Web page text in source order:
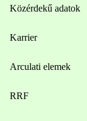
Közérdekű adatok
Karrier
Arculati elemek
RRF